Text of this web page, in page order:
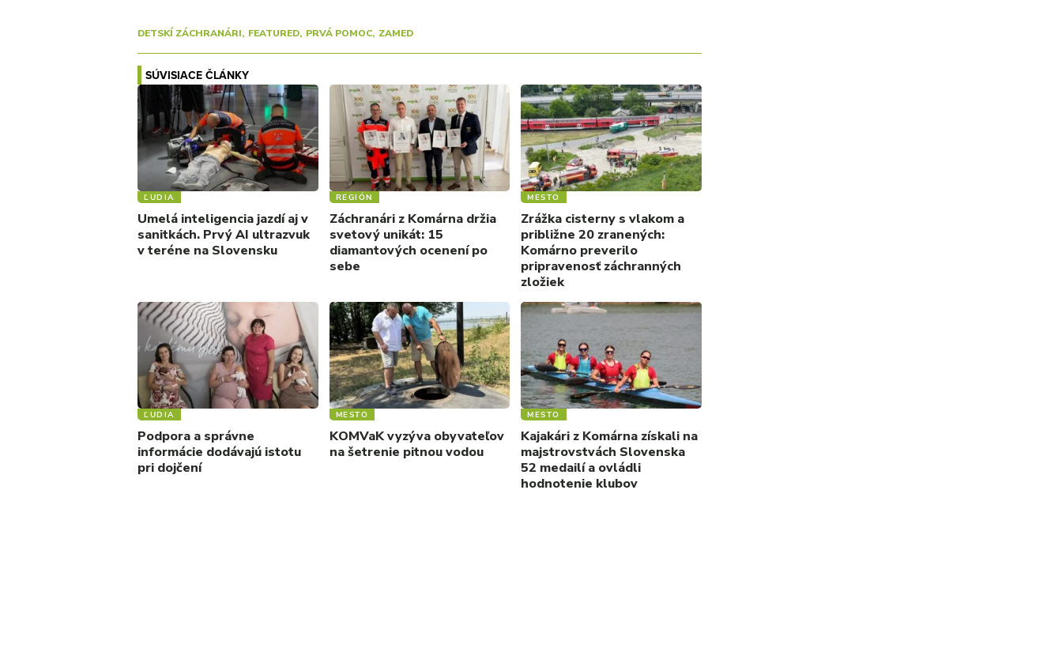
DETSKÍ ZÁCHRANÁRI FEATURED PRVÁ POMOC ZAMED
SÚVISIACE ČLÁNKY
ĽUDIA
Umelá inteligencia jazdí aj v
sanitkách. Prvý AI ultrazvuk
v teréne na Slovensku
REGIÓN
Záchranári z Komárna držia
svetový unikát: 15
diamantových ocenení po
sebe
MESTO
Zrážka cisterny s vlakom a
približne 20 zranených:
Komárno preverilo
pripravenosť záchranných
zložiek
ĽUDIA
Podpora a správne
informácie dodávajú istotu
pri dojčení
MESTO
KOMVaK vyzýva obyvateľov
na šetrenie pitnou vodou
MESTO
Kajakári z Komárna získali na
majstrovstvách Slovenska
52 medailí a ovládli
hodnotenie klubov